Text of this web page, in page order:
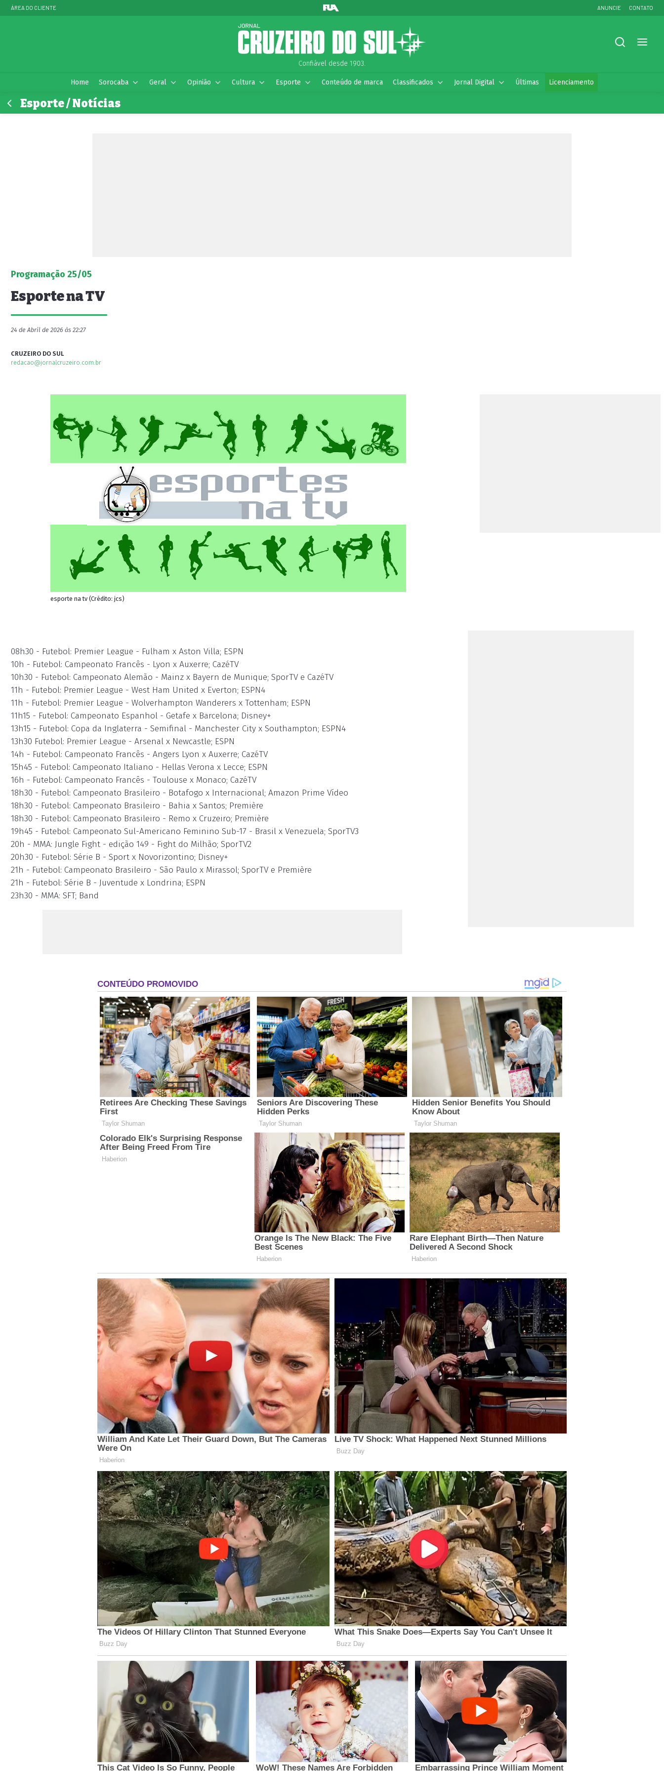
ÁREA DO CLIENTE ANUNCIE CONTATO
Confiável desde 1903.
Home Sorocaba Geral Opinião Cultura Esporte Conteúdo de marca Classificados Jornal Digital Últimas Licenciamento
Esporte / Notícias
Programação 25/05
Esporte na TV
24 de Abril de 2026 às 22:27
CRUZEIRO DO SUL
redacao@jornalcruzeiro.com.br
esporte na tv (Crédito: jcs)
08h30 - Futebol: Premier League - Fulham x Aston Villa; ESPN
10h - Futebol: Campeonato Francês - Lyon x Auxerre; CazéTV
10h30 - Futebol: Campeonato Alemão - Mainz x Bayern de Munique; SporTV e CazéTV
11h - Futebol: Premier League - West Ham United x Everton; ESPN4
11h - Futebol: Premier League - Wolverhampton Wanderers x Tottenham; ESPN
11h15 - Futebol: Campeonato Espanhol - Getafe x Barcelona; Disney+
13h15 - Futebol: Copa da Inglaterra - Semifinal - Manchester City x Southampton; ESPN4
13h30 Futebol: Premier League - Arsenal x Newcastle; ESPN
14h - Futebol: Campeonato Francês - Angers Lyon x Auxerre; CazéTV
15h45 - Futebol: Campeonato Italiano - Hellas Verona x Lecce; ESPN
16h - Futebol: Campeonato Francês - Toulouse x Monaco; CazéTV
18h30 - Futebol: Campeonato Brasileiro - Botafogo x Internacional; Amazon Prime Vídeo
18h30 - Futebol: Campeonato Brasileiro - Bahia x Santos; Première
18h30 - Futebol: Campeonato Brasileiro - Remo x Cruzeiro; Première
19h45 - Futebol: Campeonato Sul-Americano Feminino Sub-17 - Brasil x Venezuela; SporTV3
20h - MMA: Jungle Fight - edição 149 - Fight do Milhão; SporTV2
20h30 - Futebol: Série B - Sport x Novorizontino; Disney+
21h - Futebol: Campeonato Brasileiro - São Paulo x Mirassol; SporTV e Première
21h - Futebol: Série B - Juventude x Londrina; ESPN
23h30 - MMA: SFT; Band